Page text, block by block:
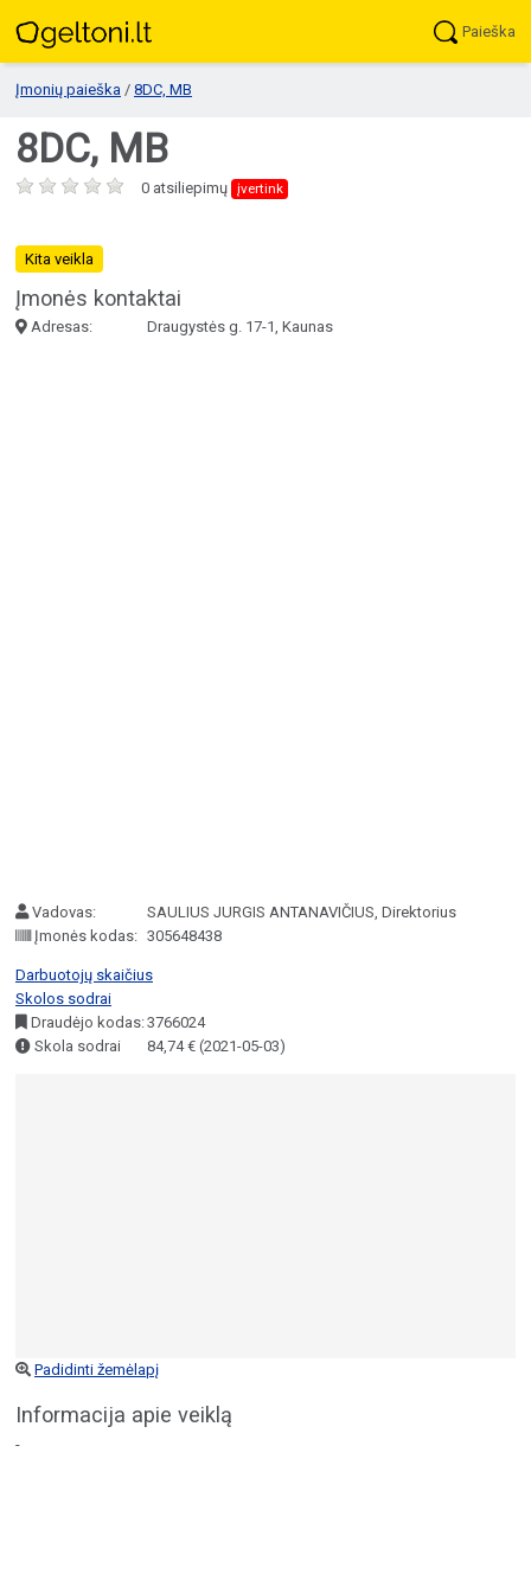
Paieška
Įmonių paieška / 8DC, MB
8DC, MB
0 atsiliepimų įvertink
Kita veikla
Įmonės kontaktai
Adresas: Draugystės g. 17-1, Kaunas
Vadovas:
SAULIUS JURGIS ANTANAVIČIUS, Direktorius
Įmonės kodas: 305648438
Darbuotojų skaičius
Skolos sodrai
Draudėjo kodas:3766024
Skola sodrai
84,74 € (2021-05-03)
Padidinti žemėlapį
Informacija apie veiklą
-